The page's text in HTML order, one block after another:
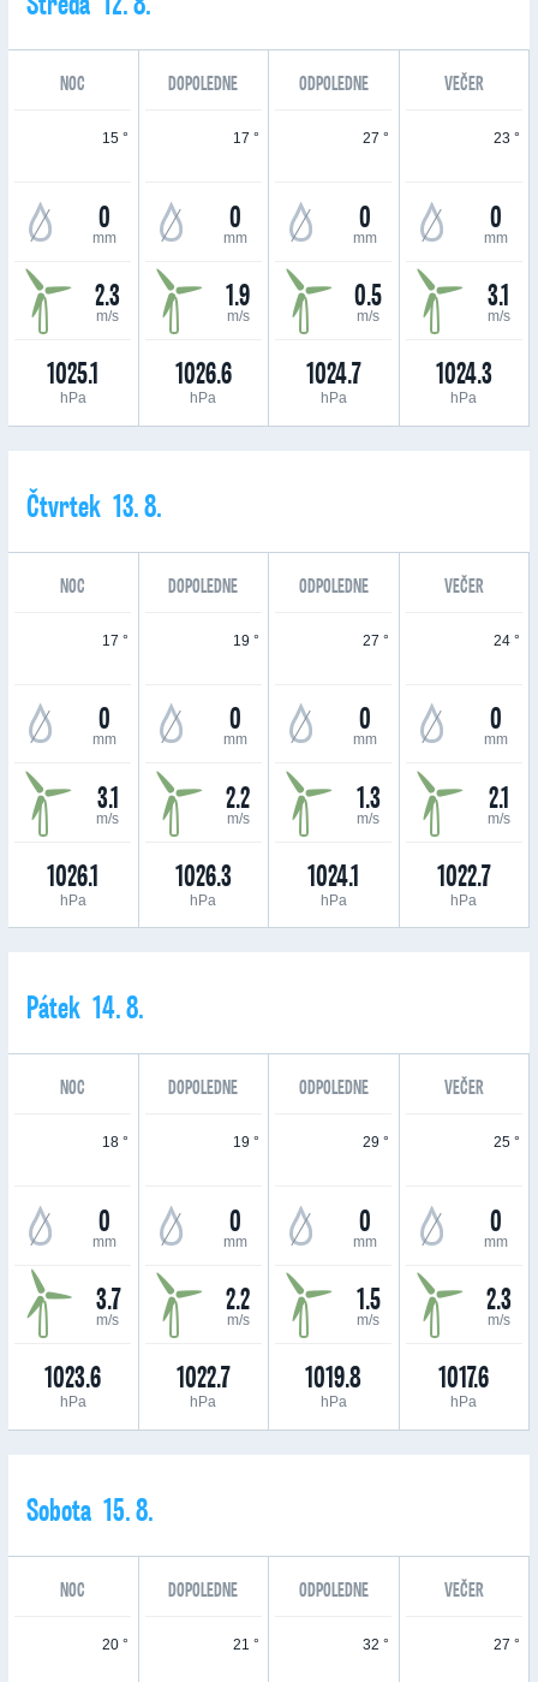
NOC DOPOLEDNE ODPOLEDNE VEČER
15 °
0
mm
2.3
m/s
1025.1
hPa
17 °
0
mm
1.9
m/s
1026.6
hPa
27 °
0
mm
0.5
m/s
1024.7
hPa
23 °
0
mm
3.1
m/s
1024.3
hPa
Čtvrtek 13. 8.
NOC DOPOLEDNE ODPOLEDNE VEČER
17 °
0
mm
3.1
m/s
1026.1
hPa
19 °
0
mm
2.2
m/s
1026.3
hPa
27 °
0
mm
1.3
m/s
1024.1
hPa
24 °
0
mm
2.1
m/s
1022.7
hPa
Pátek 14. 8.
NOC DOPOLEDNE ODPOLEDNE VEČER
18 °
0
mm
3.7
m/s
1023.6
hPa
19 °
0
mm
2.2
m/s
1022.7
hPa
29 °
0
mm
1.5
m/s
1019.8
hPa
25 °
0
mm
2.3
m/s
1017.6
hPa
Sobota 15. 8.
NOC DOPOLEDNE ODPOLEDNE VEČER
20 ° 21 ° 32 ° 27 °